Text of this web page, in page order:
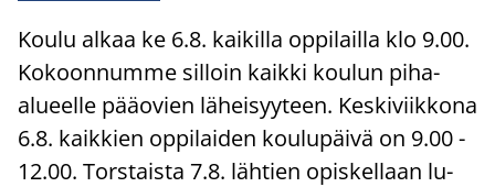
Koulu alkaa ke 6.8. kai­kil­la op­pi­lail­la klo 9.00.
Ko­koon­num­me sil­loin kaik­ki kou­lun piha-​
alueelle pää­ovien lä­hei­syy­teen. Kes­ki­viik­ko­na
6.8. kaik­kien op­pi­lai­den kou­lu­päi­vä on 9.00 -
12.00. Tors­tais­ta 7.8. läh­tien opis­kel­laan lu­